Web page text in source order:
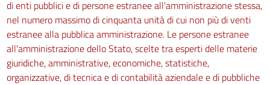
di enti pubblici e di persone estranee all'amministrazione stessa,
nel numero massimo di cinquanta unità di cui non più di venti
estranee alla pubblica amministrazione. Le persone estranee
all'amministrazione dello Stato, scelte tra esperti delle materie
giuridiche, amministrative, economiche, statistiche,
organizzative, di tecnica e di contabilità aziendale e di pubbliche